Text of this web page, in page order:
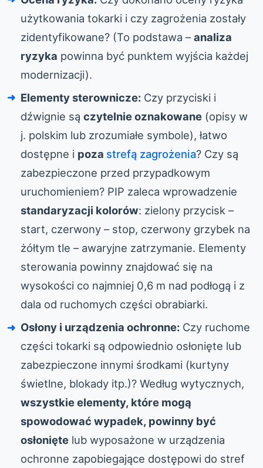
użytkowania tokarki i czy zagrożenia zostały
zidentyfikowane? (To podstawa –analiza
ryzyka powinna być punktem wyjścia każdej
modernizacji).
Elementy sterownicze: Czy przyciski i
dźwignie sączytelnie oznakowane (opisy w
j. polskim lub zrozumiałe symbole), łatwo
dostępne i poza strefą zagrożenia? Czy są
zabezpieczone przed przypadkowym
uruchomieniem? PIP zaleca wprowadzenie
standaryzacji kolorów: zielony przycisk –
start, czerwony – stop, czerwony grzybek na
żółtym tle – awaryjne zatrzymanie. Elementy
sterowania powinny znajdować się na
wysokości co najmniej 0,6 m nad podłogą i z
dala od ruchomych części obrabiarki.
Osłony i urządzenia ochronne: Czy ruchome
części tokarki są odpowiednio osłonięte lub
zabezpieczone innymi środkami (kurtyny
świetlne, blokady itp.)? Według wytycznych,
wszystkie elementy, które mogą
spowodować wypadek, powinny być
osłonięte lub wyposażone w urządzenia
ochronne zapobiegające dostępowi do stref